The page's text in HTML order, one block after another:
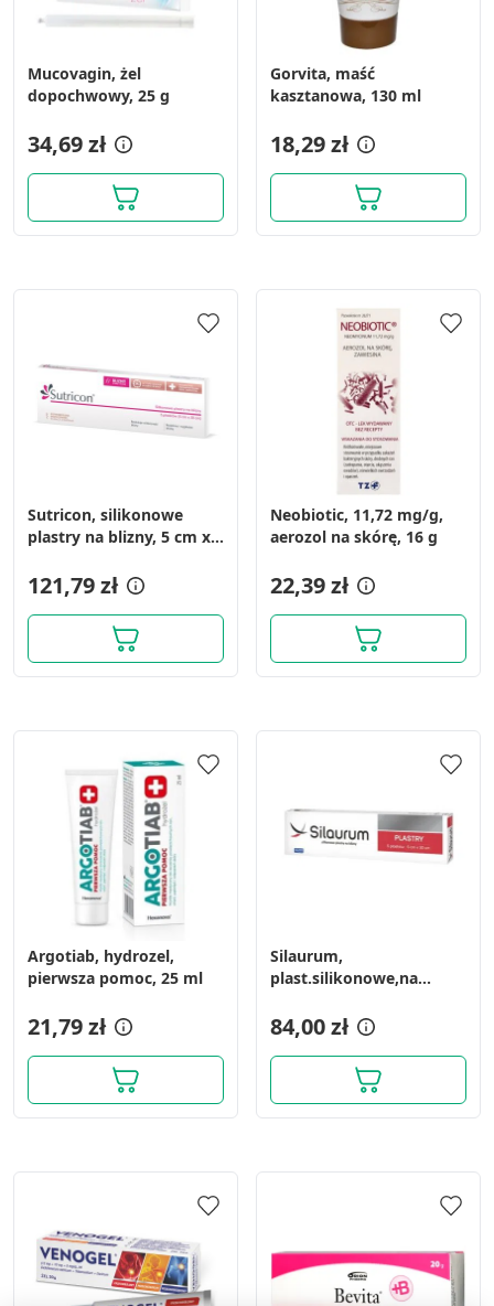
Mucovagin, żel
dopochwowy, 25 g
34,69 zł
Gorvita, maść
kasztanowa, 130 ml
18,29 zł
Sutricon, silikonowe
plastry na blizny, 5 cm x
121,79 zł
Neobiotic, 11,72 mg/g,
aerozol na skórę, 16 g
22,39 zł
Argotiab, hydrozel,
pierwsza pomoc, 25 ml
21,79 zł
Silaurum,
plast.silikonowe,na
84,00 zł